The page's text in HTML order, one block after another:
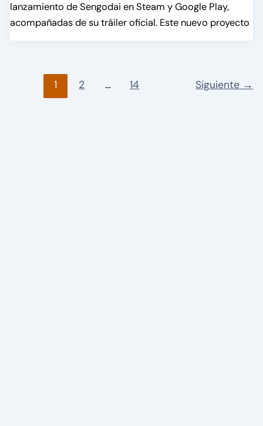
lanzamiento de Sengodai en Steam y Google Play,
acompañadas de su tráiler oficial. Este nuevo proyecto
1 2 … 14 Siguiente →